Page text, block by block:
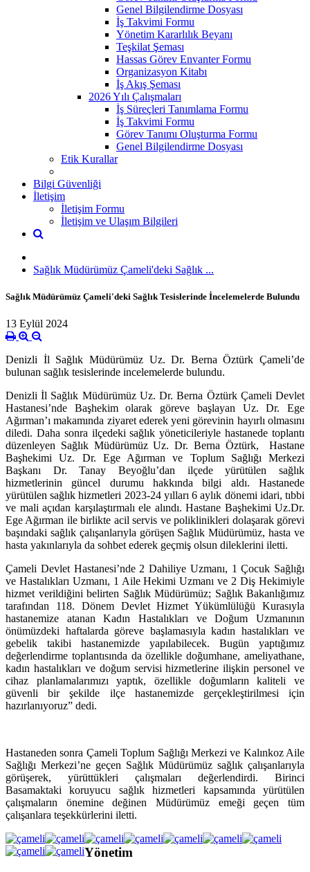
Genel Bilgilendirme Dosyası
İş Takvimi Formu
Yönetim Kararlılık Beyanı
Teşkilat Şeması
Hassas Görev Envanter Formu
Organizasyon Kitabı
İş Akış Şeması
2026 Yılı Çalışmaları
İş Süreçleri Tanımlama Formu
İş Takvimi Formu
Görev Tanımı Oluşturma Formu
Genel Bilgilendirme Dosyası
Etik Kurallar
Bilgi Güvenliği
İletişim
İletişim Formu
İletişim ve Ulaşım Bilgileri
Sağlık Müdürümüz Çameli'deki Sağlık ...
Sağlık Müdürümüz Çameli'deki Sağlık Tesislerinde İncelemelerde Bulundu
13 Eylül 2024
Denizli İl Sağlık Müdürümüz Uz. Dr. Berna Öztürk Çameli’de
bulunan sağlık tesislerinde incelemelerde bulundu.
Denizli İl Sağlık Müdürümüz Uz. Dr. Berna Öztürk Çameli Devlet
Hastanesi’nde Başhekim olarak göreve başlayan Uz. Dr. Ege
Ağırman’ı makamında ziyaret ederek yeni görevinin hayırlı olmasını
diledi. Daha sonra ilçedeki sağlık yöneticileriyle hastanede toplantı
düzenleyen Sağlık Müdürümüz Uz. Dr. Berna Öztürk, Hastane
Başhekimi Uz. Dr. Ege Ağırman ve Toplum Sağlığı Merkezi
Başkanı Dr. Tanay Beyoğlu’dan ilçede yürütülen sağlık
hizmetlerinin güncel durumu hakkında bilgi aldı. Hastanede
yürütülen sağlık hizmetleri 2023-24 yılları 6 aylık dönemi idari, tıbbi
ve mali açıdan karşılaştırmalı ele alındı. Hastane Başhekimi Uz.Dr.
Ege Ağırman ile birlikte acil servis ve poliklinikleri dolaşarak görevi
başındaki sağlık çalışanlarıyla görüşen Sağlık Müdürümüz, hasta ve
hasta yakınlarıyla da sohbet ederek geçmiş olsun dileklerini iletti.
Çameli Devlet Hastanesi’nde 2 Dahiliye Uzmanı, 1 Çocuk Sağlığı
ve Hastalıkları Uzmanı, 1 Aile Hekimi Uzmanı ve 2 Diş Hekimiyle
hizmet verildiğini belirten Sağlık Müdürümüz; Sağlık Bakanlığımız
tarafından 118. Dönem Devlet Hizmet Yükümlülüğü Kurasıyla
hastanemize atanan Kadın Hastalıkları ve Doğum Uzmanının
önümüzdeki haftalarda göreve başlamasıyla kadın hastalıkları ve
gebelik takibi hastanemizde yapılabilecek. Bugün yaptığımız
değerlendirme toplantısında da özellikle doğumhane, ameliyathane,
kadın hastalıkları ve doğum servisi hizmetlerine ilişkin personel ve
cihaz planlamalarımızı yaptık, özellikle doğumların kaliteli ve
güvenli bir şekilde ilçe hastanemizde gerçekleştirilmesi için
hazırlanıyoruz” dedi.
Hastaneden sonra Çameli Toplum Sağlığı Merkezi ve Kalınkoz Aile
Sağlığı Merkezi’ne geçen Sağlık Müdürümüz sağlık çalışanlarıyla
görüşerek, yürüttükleri çalışmaları değerlendirdi. Birinci
Basamaktaki koruyucu sağlık hizmetleri kapsamında yürütülen
çalışmaların önemine değinen Müdürümüz emeği geçen tüm
çalışanlara teşekkürlerini iletti.
Yönetim